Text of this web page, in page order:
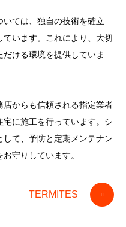
いては、独自の技術を確立
ています。これにより、大切
ける環境を提供していま
店からも信頼される指定業者
に施工を行っています。シ
て、予防と定期メンテナン
守りしています。
TERMITES